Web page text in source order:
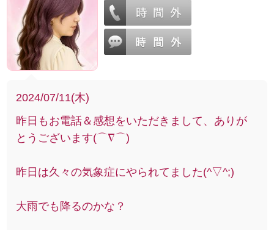
2024/07/11(木)
昨日もお電話＆感想をいただきまして、ありが
とうございます(⌒∇⌒)
昨日は久々の気象症にやられてました(^▽^;)
大雨でも降るのかな？